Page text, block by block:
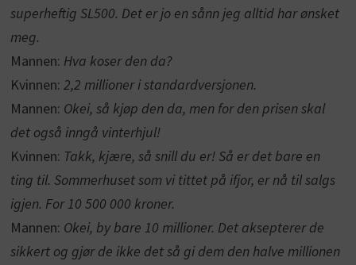
superheftig SL500. Det er jo en sånn jeg alltid har ønsket
meg.
Mannen: Hva koser den da?
Kvinnen: 2,2 millioner i standardversjonen.
Mannen: Okei, så kjøp den da, men for den prisen skal
det også inngå vinterhjul!
Kvinnen: Takk, kjære, så snill du er! Så er det bare en
ting til. Sommerhuset som vi tittet på ifjor, er nå til salgs
igjen. For 10 500 000 kroner.
Mannen: Okei, by bare 10 millioner. Det aksepterer de
sikkert og gjør de ikke det så gi dem den halve millionen